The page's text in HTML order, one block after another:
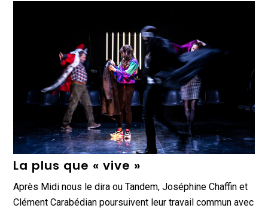
La plus que « vive »
Après Midi nous le dira ou Tandem, Joséphine Chaffin et
Clément Carabédian poursuivent leur travail commun avec